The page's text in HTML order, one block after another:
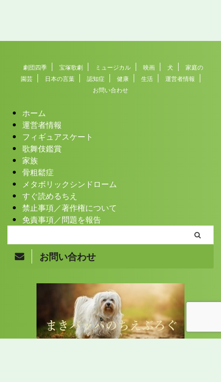
劇団四季 宝塚歌劇 ミュージカル 映画 犬
家庭の
園芸
日本の言葉 認知症 健康 生活
運営者情報
お問い合わせ
ホーム
運営者情報
フィギュアスケート
歌舞伎鑑賞
家族
骨粗鬆症
メタボリックシンドローム
すぐ読めるちえ
禁止事項／著作権について
免責事項／問題を報告
お問い合わせ
Copyright© まきバッパのちえぶろぐ , 2026 All Rights
Reserved.